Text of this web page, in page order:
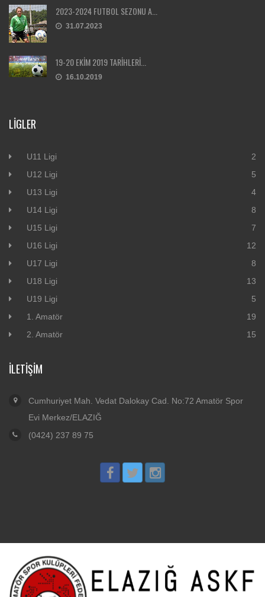
2023-2024 FUTBOL SEZONU A...
31.07.2023
19-20 EKİM 2019 TARİHLERİ...
16.10.2019
LIGLER
U11 Ligi
2
U12 Ligi
5
U13 Ligi
4
U14 Ligi
8
U15 Ligi
7
U16 Ligi
12
U17 Ligi
8
U18 Ligi
13
U19 Ligi
5
1. Amatör
19
2. Amatör
15
İLETIŞIM
Cumhuriyet Mah. Vedat Dalokay Cad. No:72 Amatör Spor
Evi Merkez/ELAZIĞ
(0424) 237 89 75